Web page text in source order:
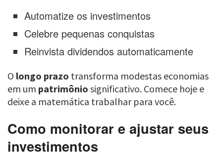
Automatize os investimentos
Celebre pequenas conquistas
Reinvista dividendos automaticamente
O longo prazo transforma modestas economias
em um patrimônio significativo. Comece hoje e
deixe a matemática trabalhar para você.
Como monitorar e ajustar seus
investimentos